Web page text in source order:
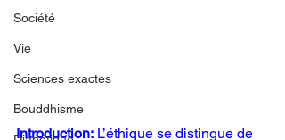
Société
Vie
Sciences exactes
Bouddhisme
Introduction: L’éthique se distingue de